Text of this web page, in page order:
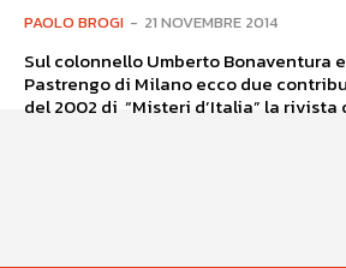
PAOLO BROGI - 21 NOVEMBRE 2014
Sul colonnello Umberto Bonaventura
Pastrengo di Milano ecco due
del 2002 di “Misteri d’Italia” la rivista